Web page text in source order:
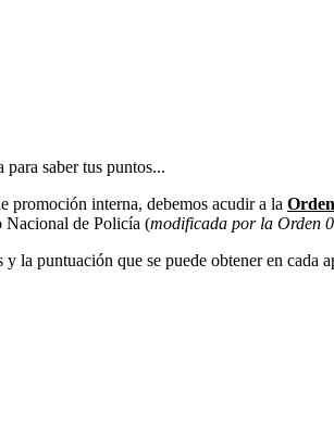
saber tus puntos...
promoción interna, debemos acudir a la
Nacional de Policía (modificada por la Orden
la puntuación que se puede obtener en cada